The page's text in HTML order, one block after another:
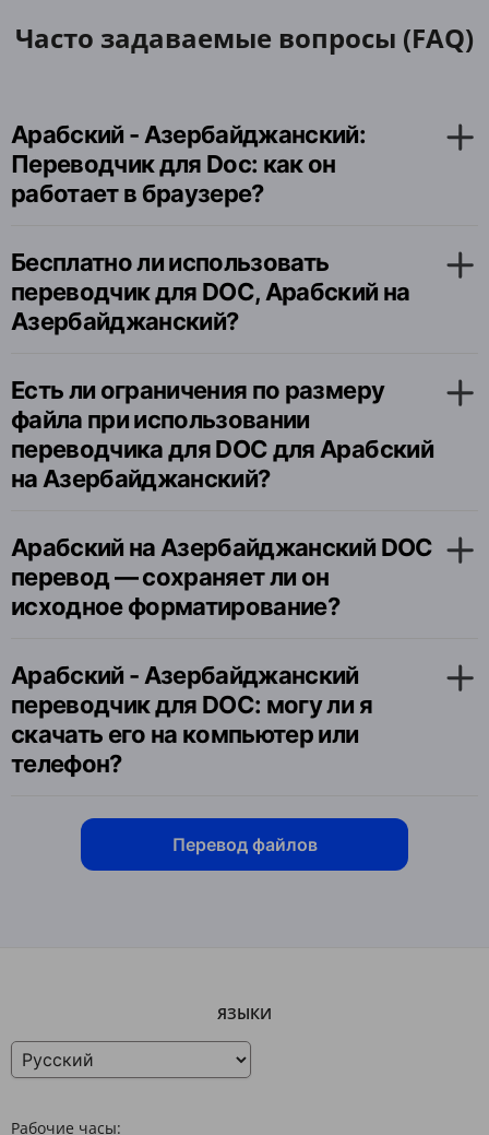
Часто задаваемые вопросы (FAQ)
Арабский - Азербайджанский:
Переводчик для Doc: как он
работает в браузере?
Бесплатно ли использовать
переводчик для DOC, Арабский на
Азербайджанский?
Есть ли ограничения по размеру
файла при использовании
переводчика для DOC для Арабский
на Азербайджанский?
Арабский на Азербайджанский DOC
перевод — сохраняет ли он
исходное форматирование?
Арабский - Азербайджанский
переводчик для DOC: могу ли я
скачать его на компьютер или
телефон?
Перевод файлов
ЯЗЫКИ
Рабочие часы: